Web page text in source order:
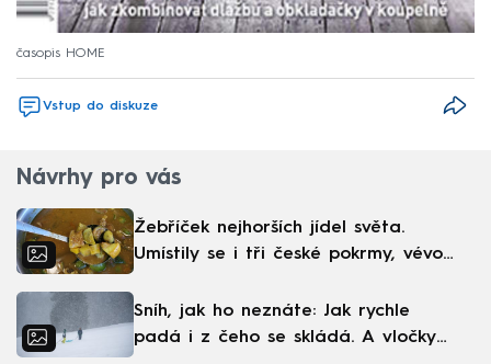
časopis HOME
Vstup do diskuze
Návrhy pro vás
Žebříček nejhorších jídel světa.
Umístily se i tři české pokrmy, vévodí
Sníh, jak ho neznáte: Jak rychle
padá i z čeho se skládá. A vločky